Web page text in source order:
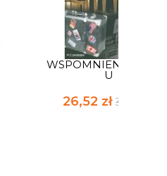
WSPOMNIENIA Z
U
26,52 zł39,00 zł